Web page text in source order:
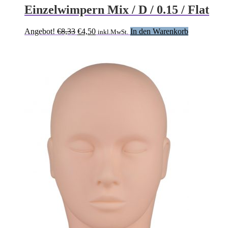
Einzelwimpern Mix / D / 0.15 / Flat
Angebot! €8,33 Ursprünglicher
€4,50Aktueller
inkl.MwSt. In den Warenkorb